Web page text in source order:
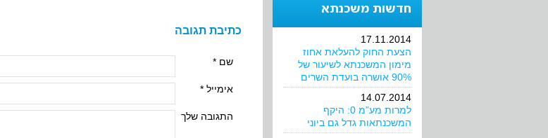
חדשות משכנתא
17.11.2014
הצעת החוק להעלאת אחוז
מימון המשכנתא לשיעור של
90% אושרה בועדת השרים
14.07.2014
למרות מע”מ 0: היקף
המשכנתאות גדל גם ביוני
כתיבת תגובה
שם *
אימייל *
התגובה שלך